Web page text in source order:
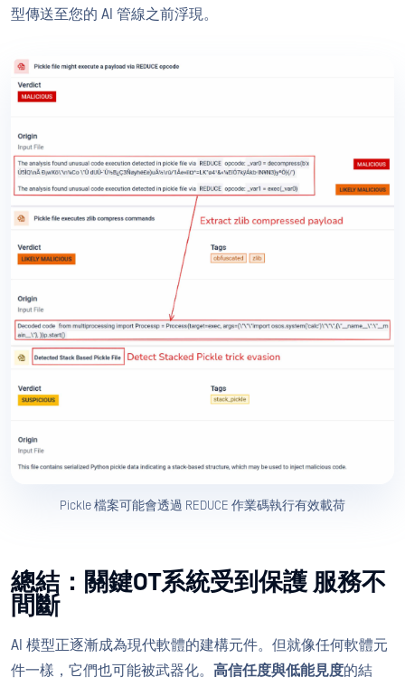
型傳送至您的 AI 管線之前浮現。
Pickle 檔案可能會透過 REDUCE 作業碼執行有效載荷
總結：關鍵OT系統受到保護 服務不
間斷
AI 模型正逐漸成為現代軟體的建構元件。但就像任何軟體元
件一樣，它們也可能被武器化。 高信任度與低能見度的結